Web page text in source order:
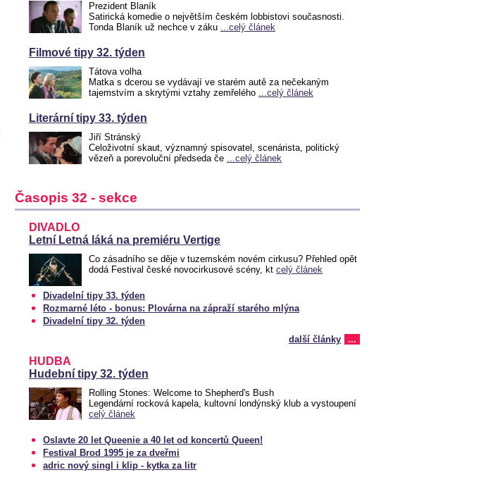
Prezident Blaník
Satirická komedie o největším českém lobbistovi současnosti.
Tonda Blaník už nechce v záku ...celý článek
Filmové tipy 32. týden
Tátova volha
Matka s dcerou se vydávají ve starém autě za nečekaným
tajemstvím a skrytými vztahy zemřelého ...celý článek
Literární tipy 33. týden
Jiří Stránský
Celoživotní skaut, významný spisovatel, scenárista, politický
vězeň a porevoluční předseda če ...celý článek
Časopis 32 - sekce
DIVADLO
Letní Letná láká na premiéru Vertige
Co zásadního se děje v tuzemském novém cirkusu? Přehled opět
dodá Festival české novocirkusové scény, kt celý článek
Divadelní tipy 33. týden
Rozmarné léto - bonus: Plovárna na zápraží starého mlýna
Divadelní tipy 32. týden
další články
...
HUDBA
Hudební tipy 32. týden
Rolling Stones: Welcome to Shepherd's Bush
Legendární rocková kapela, kultovní londýnský klub a vystoupení
celý článek
Oslavte 20 let Queenie a 40 let od koncertů Queen!
Festival Brod 1995 je za dveřmi
adric nový singl i klip - kytka za litr